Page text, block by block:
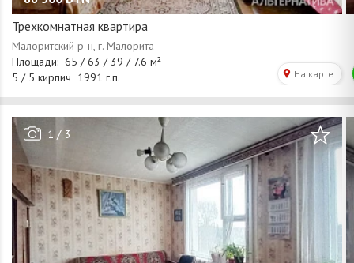
Трехкомнатная квартира
1 / 3